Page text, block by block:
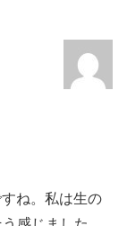
ね。私は生の